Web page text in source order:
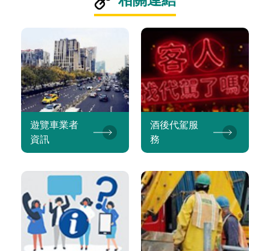
遊覽車業者
資訊
酒後代駕服
務